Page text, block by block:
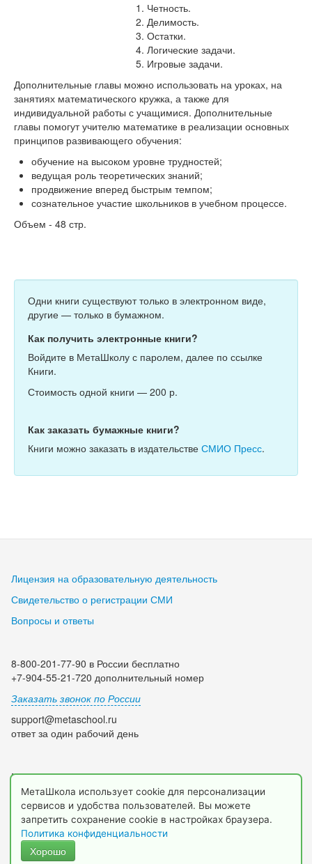
Четность.
Делимость.
Остатки.
Логические задачи.
Игровые задачи.
Дополнительные главы можно использовать на уроках, на
занятиях математического кружка, а также для
индивидуальной работы с учащимися. Дополнительные
главы помогут учителю математике в реализации основных
принципов развивающего обучения:
обучение на высоком уровне трудностей;
ведущая роль теоретических знаний;
продвижение вперед быстрым темпом;
сознательное участие школьников в учебном процессе.
Объем - 48 стр.
Одни книги существуют только в электронном виде,
другие — только в бумажном.
Как получить электронные книги?
Войдите в МетаШколу с паролем, далее по ссылке
Книги.
Стоимость одной книги — 200 р.
Как заказать бумажные книги?
Книги можно заказать в издательстве СМИО Пресс.
Лицензия на образовательную деятельность
Свидетельство о регистрации СМИ
Вопросы и ответы
8-800-201-77-90 в России бесплатно
+7-904-55-21-720 дополнительный номер
Заказать звонок по России
support@metaschool.ru
ответ за один рабочий день
Мы в социальных сетях:
© 2009-2026 МетаШкола, www.metaschool.ru
МетаШкола использует cookie для персонализации
сервисов и удобства пользователей. Вы можете
запретить сохранение cookie в настройках браузера.
Политика конфиденциальности
Хорошо